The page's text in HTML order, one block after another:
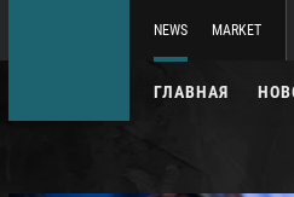
NEWS MARKET
ГЛАВНАЯ